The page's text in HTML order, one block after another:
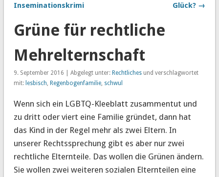
Inseminationskrimi
Glück? →
Grüne für rechtliche
Mehrelternschaft
9. September 2016 | Abgelegt unter: Rechtlichesund verschlagwortet
mit: lesbisch Regenbogenfamilie, schwul
Wenn sich ein LGBTQ-Kleeblatt zusammentut und
zu dritt oder viert eine Familie gründet, dann hat
das Kind in der Regel mehr als zwei Eltern. In
unserer Rechtssprechung gibt es aber nur zwei
rechtliche Elternteile. Das wollen die Grünen ändern.
Sie wollen zwei weiteren sozialen Elternteilen eine